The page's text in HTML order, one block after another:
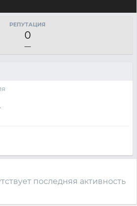
РЕПУТАЦИЯ
0
—
последняя активность